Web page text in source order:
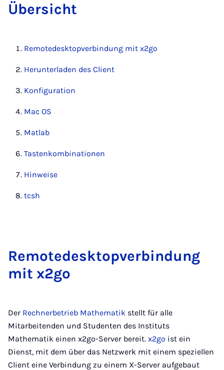
Über­sicht
Re­mo­te­desktop­ver­bin­dung mit x2­go
Her­un­ter­la­den des Cli­ent
Kon­fi­gu­ra­ti­on
Mac OS
Matlab
Tas­ten­kom­bi­na­ti­onen
Hin­wei­se
tcsh
Re­mo­te­desktop­ver­bin­dung
mit x2­go
Der Rechnerbetrieb Mathematik stellt für alle
Mitarbeitenden und Studenten des Instituts
Mathematik einen x2go-Server bereit. x2go ist ein
Dienst, mit dem über das Netzwerk mit einem speziellen
Client eine Verbindung zu einem X-Server aufgebaut